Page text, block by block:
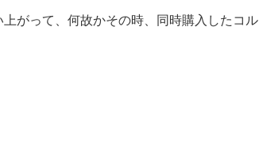
がって、何故かその時、同時購入したコル